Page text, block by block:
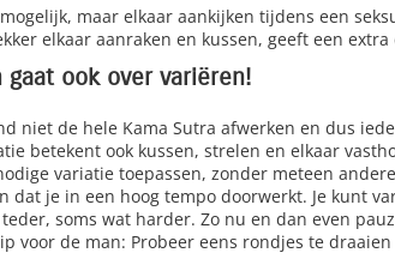
maar elkaar aankijken tijdens een
elkaar aanraken en kussen, geeft een
gaat ook over variëren!
niet de hele Kama Sutra afwerken en dus
betekent ook kussen, strelen en elkaar
variatie toepassen, zonder meteen
dat je in een hoog tempo doorwerkt. Je kunt
soms wat harder. Zo nu en dan even
voor de man: Probeer eens rondjes te